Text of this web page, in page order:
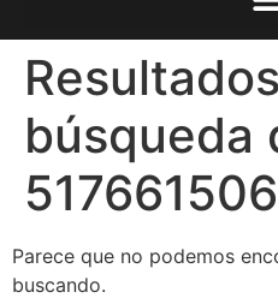
búsqueda
Parece que no podemos
buscando.